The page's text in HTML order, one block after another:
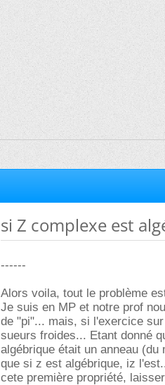
si Z complexe est
------
Alors voila, tout le problème
Je suis en MP et notre prof
de "pi"... mais, si l'exercice
sueurs froides... Etant donné
algébrique était un anneau
que si z est algébrique, iz
cete première propriété,